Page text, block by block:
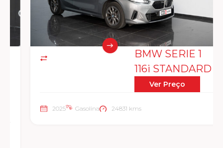
BMW SERIE 1
116i STANDARD
Ver Preço
2025 Gasolina 24831 kms